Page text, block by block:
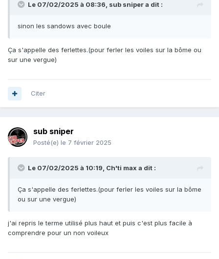
Le 07/02/2025 à 08:36, sub snipera dit :
sinon les sandows avec boule
Ça s'appelle des ferlettes.(pour ferler les voiles sur la bôme ou
sur une vergue)
Citer
sub sniper
Posté(e) le 7 février 2025
Le 07/02/2025 à 10:19, Ch'ti max a dit :
Ça s'appelle des ferlettes.(pour ferler les voiles sur la bôme
ou sur une vergue)
j'ai repris le terme utilisé plus haut et puis c'est plus facile à
comprendre pour un non voileux